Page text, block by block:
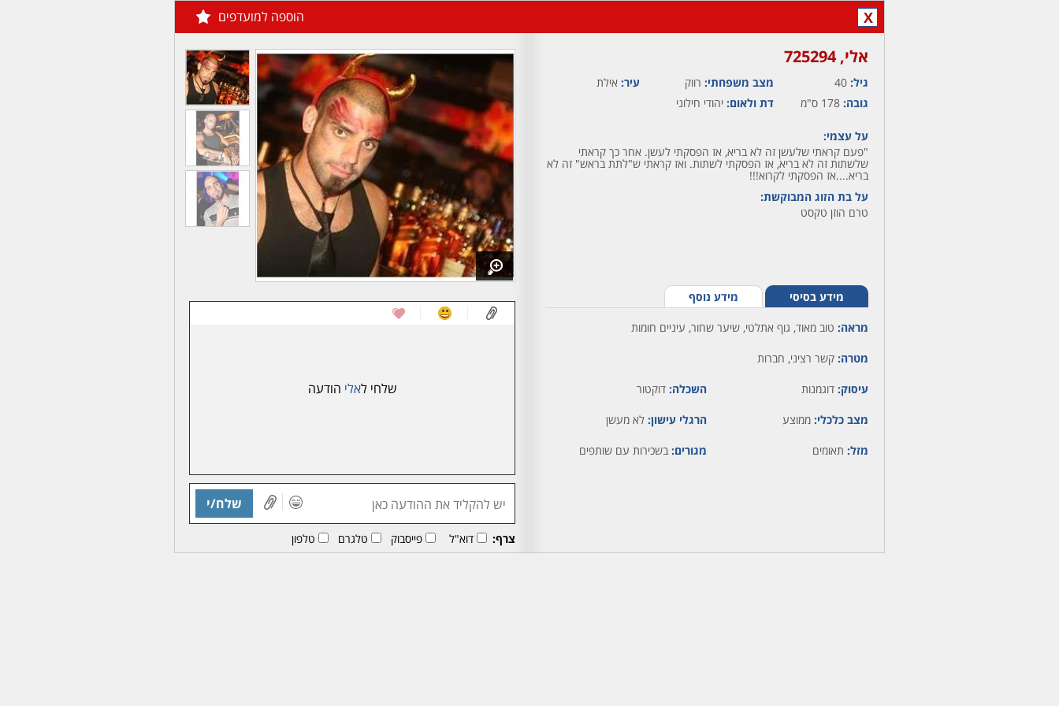
X הוספה למועדפים
אלי,‏ 725294
גיל: 40 מצב משפחתי: רווק עיר: אילת
גובה: 178 ס"מ דת ולאום: יהודי חילוני
על עצמי:
"פעם קראתי שלעשן זה לא בריא, אז הפסקתי לעשן. אחר כך קראתי
שלשתות זה לא בריא, אז הפסקתי לשתות. ואז קראתי ש"לתת בראש" זה לא
בריא....אז הפסקתי לקרוא!!!
על בת הזוג המבוקשת:
טרם הוזן טקסט
מידע בסיסי מידע נוסף
מראה: טוב מאוד, גוף אתלטי, שיער שחור, עיניים חומות
מטרה: קשר רציני, חברות
עיסוק: דוגמנות השכלה: דוקטור
מצב כלכלי: ממוצע הרגלי עישון: לא מעשן
מזל: תאומים מגורים: בשכירות עם שותפים
שלחי לאלי הודעה
שלח/י
צרף: דוא"ל פייסבוק טלגרם טלפון